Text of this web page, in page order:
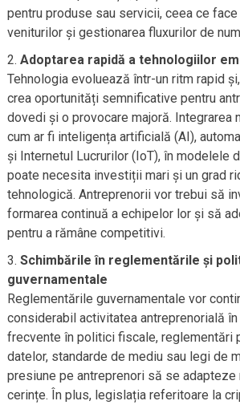
pentru produse sau servicii, ceea ce
veniturilor și gestionarea fluxurilor de
Adoptarea rapidă a tehnologiilor
Tehnologia evoluează într-un ritm rapid
crea oportunități semnificative pentru
dovedi și o provocare majoră. Integrarea
cum ar fi inteligența artificială (AI),
și Internetul Lucrurilor (IoT), în modelele
poate necesita investiții mari și un grad
tehnologică. Antreprenorii vor trebui să
formarea continuă a echipelor lor și să
pentru a rămâne competitivi.
Schimbările în reglementările și
guvernamentale
Reglementările guvernamentale vor
considerabil activitatea antreprenorială
frecvente în politici fiscale, reglementări
datelor, standarde de mediu sau legi de
presiune pe antreprenori să se adapteze
cerințe. În plus, legislația referitoare la